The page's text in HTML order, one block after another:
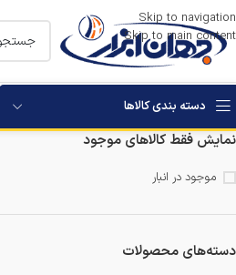
Skip to navigation
Skip to main content
دسته بندی کالاها
مرمر بر
نمایش فقط کالاهای موجود
موجود در انبار
دسته‌های محصولات